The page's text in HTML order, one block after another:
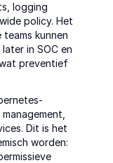
logging
policy. Het
kunnen
in SOC en
preventief
Dit is het
worden: